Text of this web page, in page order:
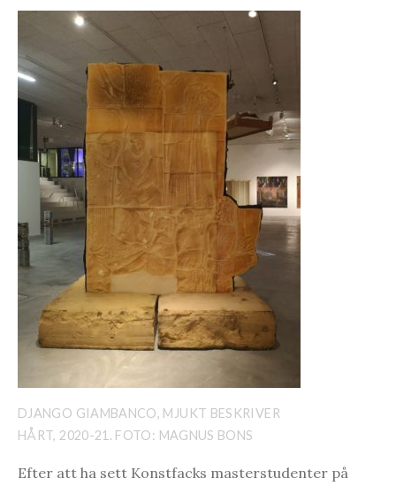
DJANGO GIAMBANCO, MJUKT BESKRIVER
HÅRT, 2020-21. FOTO: MAGNUS BONS
Efter att ha sett Konstfacks masterstudenter på